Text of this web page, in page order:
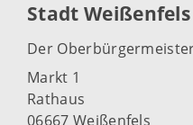
Stadt Weißenfels
Der
Markt 1
Rathaus
06667 Weißenfels